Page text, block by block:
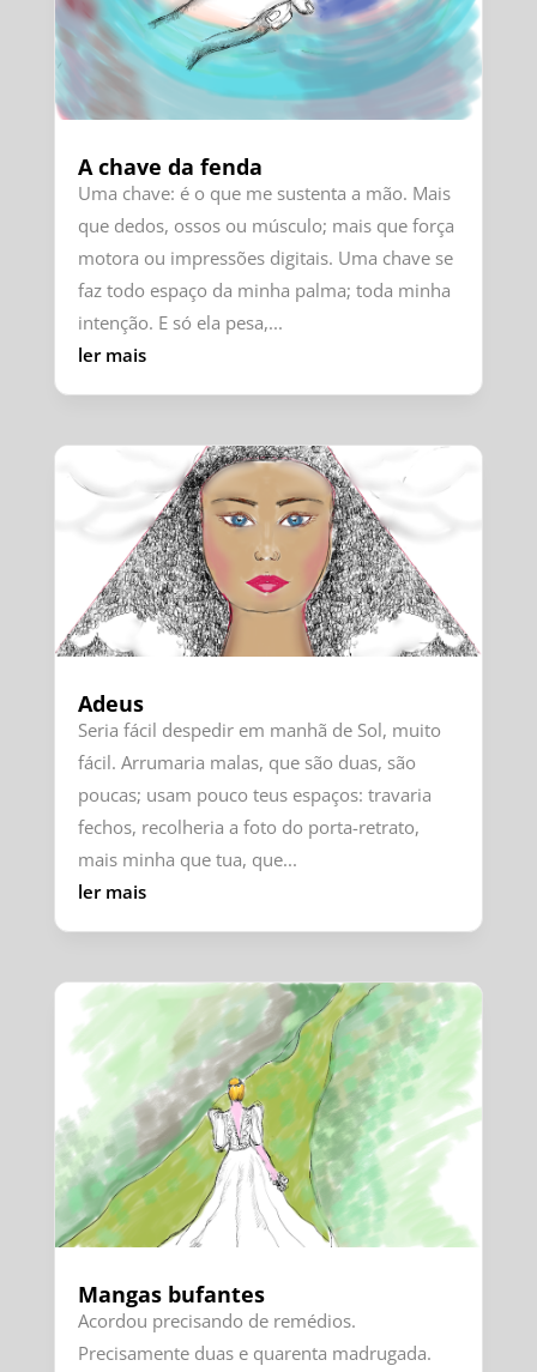
A chave da fenda
Uma chave: é o que me sustenta a mão. Mais
que dedos, ossos ou músculo; mais que força
motora ou impressões digitais. Uma chave se
faz todo espaço da minha palma; toda minha
intenção. E só ela pesa,...
ler mais
Adeus
Seria fácil despedir em manhã de Sol, muito
fácil. Arrumaria malas, que são duas, são
poucas; usam pouco teus espaços: travaria
fechos, recolheria a foto do porta-retrato,
mais minha que tua, que...
ler mais
Mangas bufantes
Acordou precisando de remédios.
Precisamente duas e quarenta madrugada.